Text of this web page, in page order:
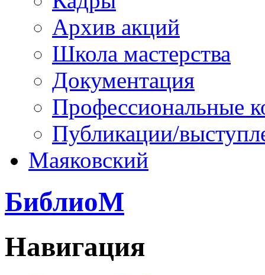
Архив акций
Школа мастерства
Документация
Профессиональные
Публикации/
Маяковский
БиблиоМ
Навигация